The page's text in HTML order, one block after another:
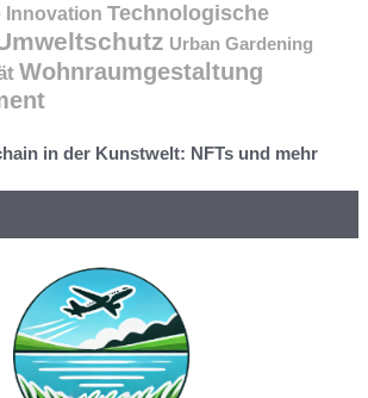
Innovation Technologische
Urban Gardening
Wohnraumgestaltung
in der Kunstwelt: NFTs und mehr